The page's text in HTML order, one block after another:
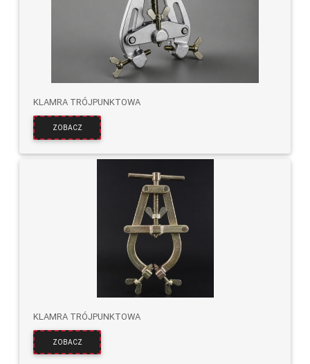
KLAMRA TRÓJPUNKTOWA
ZOBACZ
KLAMRA TRÓJPUNKTOWA
ZOBACZ